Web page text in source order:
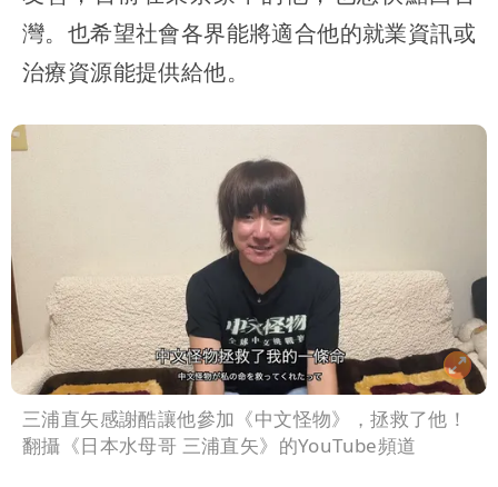
灣。也希望社會各界能將適合他的就業資訊或
治療資源能提供給他。
三浦直矢感謝酷讓他參加《中文怪物》，拯救了他！
翻攝《日本水母哥 三浦直矢》的YouTube頻道